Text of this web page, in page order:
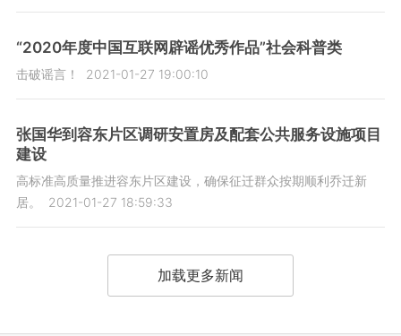
“2020年度中国互联网辟谣优秀作品”社会科普类
击破谣言！ 2021-01-27 19:00:10
张国华到容东片区调研安置房及配套公共服务设施项目
建设
高标准高质量推进容东片区建设，确保征迁群众按期顺利乔迁新
居。
2021-01-27 18:59:33
加载更多新闻